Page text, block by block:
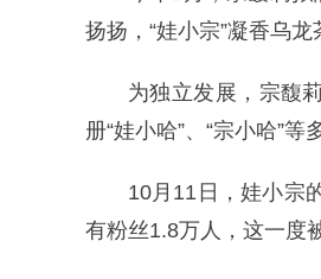
扬扬，“娃小宗”凝香乌
为独立发展，宗馥
册“娃小哈”、“宗小哈”等
10月11日，娃小宗
有粉丝1.8万人，这一度